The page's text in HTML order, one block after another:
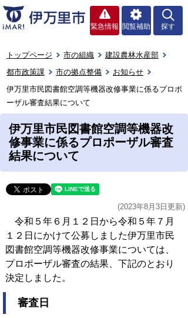
緊急情報 閲覧補助 探す
トップページ 市の組織
建設農林水産部
都市政策課
市の拠点整備
お知らせ
伊万里市民図書館空調等機器改修事業に係るプロポ
ーザル審査結果について
伊万里市民図書館空調等機器改
修事業に係るプロポーザル審査
結果について
(2023年8月3日更新)
令和５年６月１２日から令和５年７月
１２日にかけて公募しました伊万里市民
図書館空調等機器改修事業については、
プロポーザル審査の結果、下記のとおり
決定しました。
審査日